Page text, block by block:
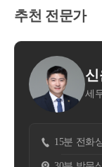
다.
추천 전문가
신윤권
세무회계 장성
55,000원